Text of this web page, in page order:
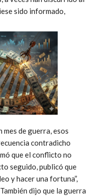
sido informado,
de guerra, esos
contradicho
que el conflicto no
seguido, publicó que
y hacer una fortuna”,
dijo que la guerra